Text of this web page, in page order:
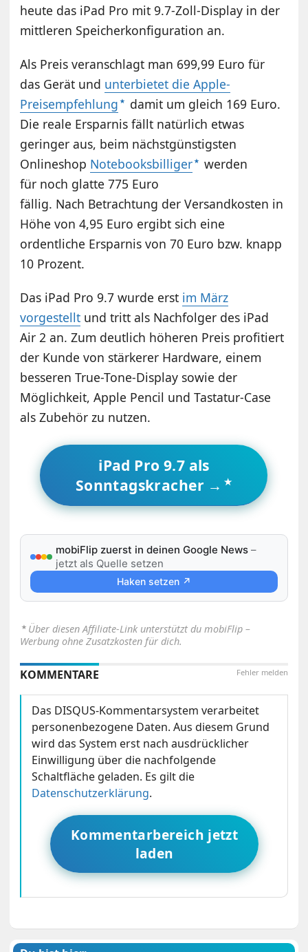
heute das iPad Pro mit 9.7-Zoll-Display in der
mittleren Speicherkonfiguration an.
Als Preis veranschlagt man 699,99 Euro für
das Gerät und unterbietet die Apple-
Preisempfehlung
damit um gleich 169 Euro.
Die reale Ersparnis fällt natürlich etwas
geringer aus, beim nächstgünstigsten
Onlineshop Notebooksbilliger
werden
für noch glatte 775 Euro
fällig. Nach Betrachtung der Versandkosten in
Höhe von 4,95 Euro ergibt sich eine
ordentliche Ersparnis von 70 Euro bzw. knapp
10 Prozent.
Das iPad Pro 9.7 wurde erst im März
vorgestellt und tritt als Nachfolger des iPad
Air 2 an. Zum deutlich höheren Preis profitiert
der Kunde von stärkerer Hardware, einem
besseren True-Tone-Display sowie der
Möglichkeit, Apple Pencil und Tastatur-Case
als Zubehör zu nutzen.
iPad Pro 9.7 als
Sonntagskracher →
mobiFlip zuerst in deinen Google News –
jetzt als Quelle setzen
Haken setzen ↗
⋆ Über diesen Affiliate-Link unterstützt du mobiFlip –
Werbung ohne Zusatzkosten für dich.
Fehler melden
KOMMENTARE
Das DISQUS-Kommentarsystem verarbeitet
personenbezogene Daten. Aus diesem Grund
wird das System erst nach ausdrücklicher
Einwilligung über die nachfolgende
Schaltfläche geladen. Es gilt die
Datenschutzerklärung.
Kommentarbereich jetzt
laden